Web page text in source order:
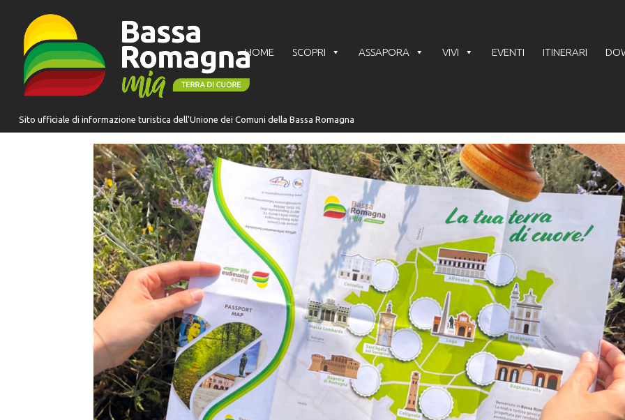
HOME SCOPRI ASSAPORA VIVI EVENTI ITINERARI